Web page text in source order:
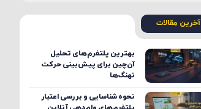
آخرین مقالات
بهترین پلتفرم‌های تحلیل
آن‌چین برای پیش‌بینی حرکت
نهنگ‌ها
نحوه شناسایی و بررسی اعتبار